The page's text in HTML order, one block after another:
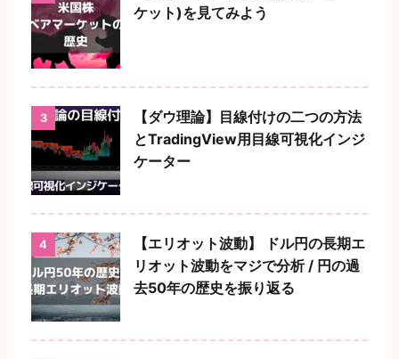
ケット)を見てみよう
3
【ダウ理論】目線付けの二つの方法
とTradingView用目線可視化インジ
ケーター
4
【エリオット波動】 ドル円の長期エ
リオット波動をマジで分析 / 円の過
去50年の歴史を振り返る